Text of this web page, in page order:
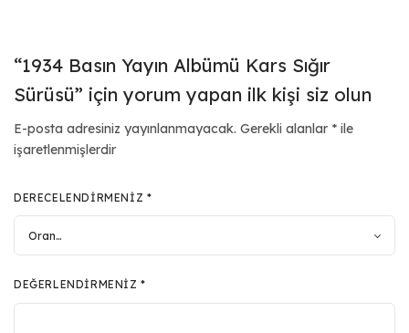
“1934 Basın Yayın Albümü Kars Sığır
Sürüsü” için yorum yapan ilk kişi siz olun
E-posta adresiniz yayınlanmayacak. Gerekli alanlar * ile
işaretlenmişlerdir
DERECELENDIRMENIZ *
DEĞERLENDIRMENIZ*